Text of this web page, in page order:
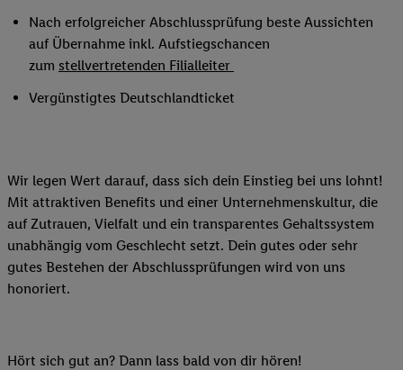
Nach erfolgreicher Abschlussprüfung beste Aussichten
auf Übernahme inkl. Aufstiegschancen
zum stellvertretenden Filialleiter
Vergünstigtes Deutschlandticket
Wir legen Wert darauf, dass sich dein Einstieg bei uns lohnt!
Mit attraktiven Benefits und einer Unternehmenskultur, die
auf Zutrauen, Vielfalt und ein transparentes Gehaltssystem
unabhängig vom Geschlecht setzt. Dein gutes oder sehr
gutes Bestehen der Abschlussprüfungen wird von uns
honoriert.
Hört sich gut an? Dann lass bald von dir hören!